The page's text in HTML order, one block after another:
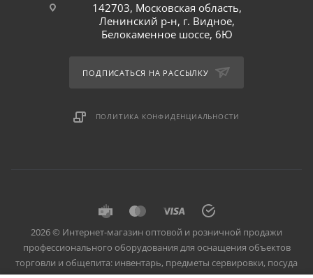
142703, Московская область,
Ленинский р-н, г. Видное,
Белокаменное шоссе, 6Ю
ПОДПИСАТЬСЯ НА РАССЫЛКУ
ПОЛИТИКА КОНФИДЕНЦИАЛЬНОСТИ
2026 © Интернет-магазин оптовой и розничной продажи
профессионального оборудования для оснащения объектов
торговли и общепита: инвентарь, предметы сервировки, посуда